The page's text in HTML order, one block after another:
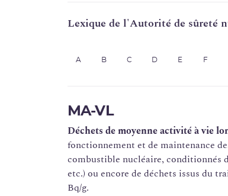
Lexique de l'Autorité de sûreté
A B C D E F
MA-VL
Déchets de moyenne activité à vie
fonctionnement et de maintenance
combustible nucléaire, conditionnés
etc.) ou encore de déchets issus du
Bq/g.